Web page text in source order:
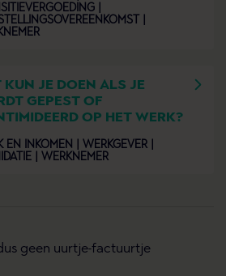
|
|
KUN JE DOEN ALS JE
GEPEST OF
OP HET WERK?
EN INKOMEN |
WERKGEVER |
| WERKNEMER
geen uurtje-factuurtje